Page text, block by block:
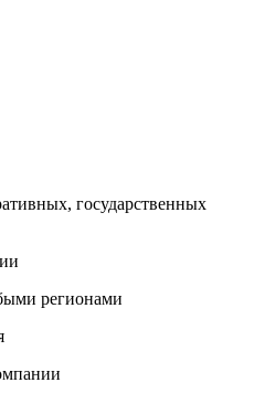
государственных
регионами